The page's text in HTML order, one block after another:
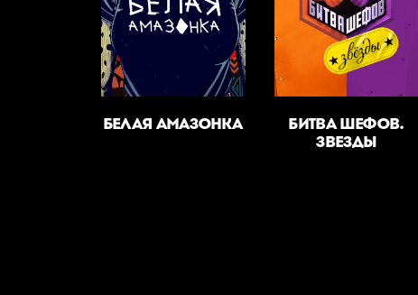
БЕЛАЯ АМАЗОНКА
БИТВА ШЕФОВ.
ЗВЕЗДЫ